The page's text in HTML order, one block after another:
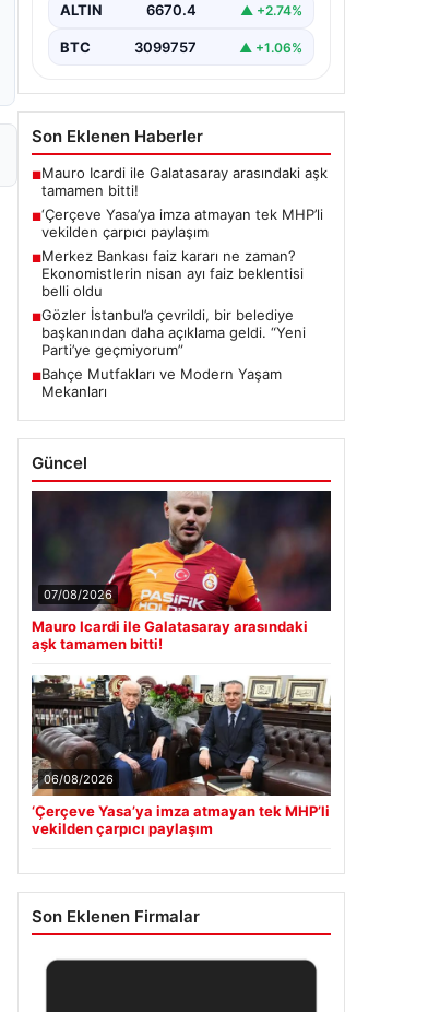
ALTIN 6670.4 ▲ +2.74%
BTC 3099757 ▲ +1.06%
Son Eklenen Haberler
■Mauro Icardi ile Galatasaray arasındaki aşk
tamamen bitti!
■‘Çerçeve Yasa’ya imza atmayan tek MHP’li
vekilden çarpıcı paylaşım
■Merkez Bankası faiz kararı ne zaman?
Ekonomistlerin nisan ayı faiz beklentisi
belli oldu
■Gözler İstanbul’a çevrildi, bir belediye
başkanından daha açıklama geldi. “Yeni
Parti’ye geçmiyorum”
■Bahçe Mutfakları ve Modern Yaşam
Mekanları
Güncel
07/08/2026
Mauro Icardi ile Galatasaray arasındaki
aşk tamamen bitti!
06/08/2026
‘Çerçeve Yasa’ya imza atmayan tek MHP’li
vekilden çarpıcı paylaşım
Son Eklenen Firmalar